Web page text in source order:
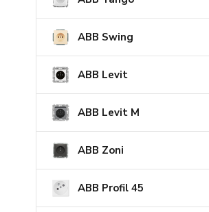
ABB Swing
ABB Levit
ABB Levit M
ABB Zoni
ABB Profil 45